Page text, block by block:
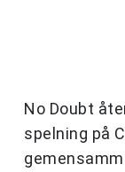
No Doubt
spelning på